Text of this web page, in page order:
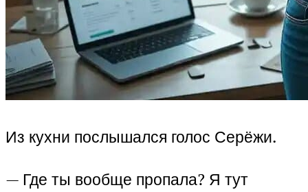
Из кухни послышался голос Серёжи.
— Где ты вообще пропала? Я тут